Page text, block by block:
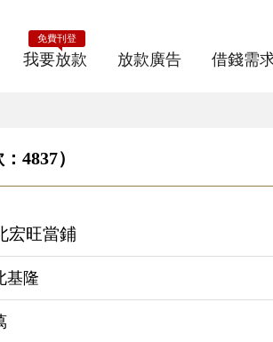
我要放款
免費刊登
放款廣告 借錢需
4837）
宏旺當鋪
基隆